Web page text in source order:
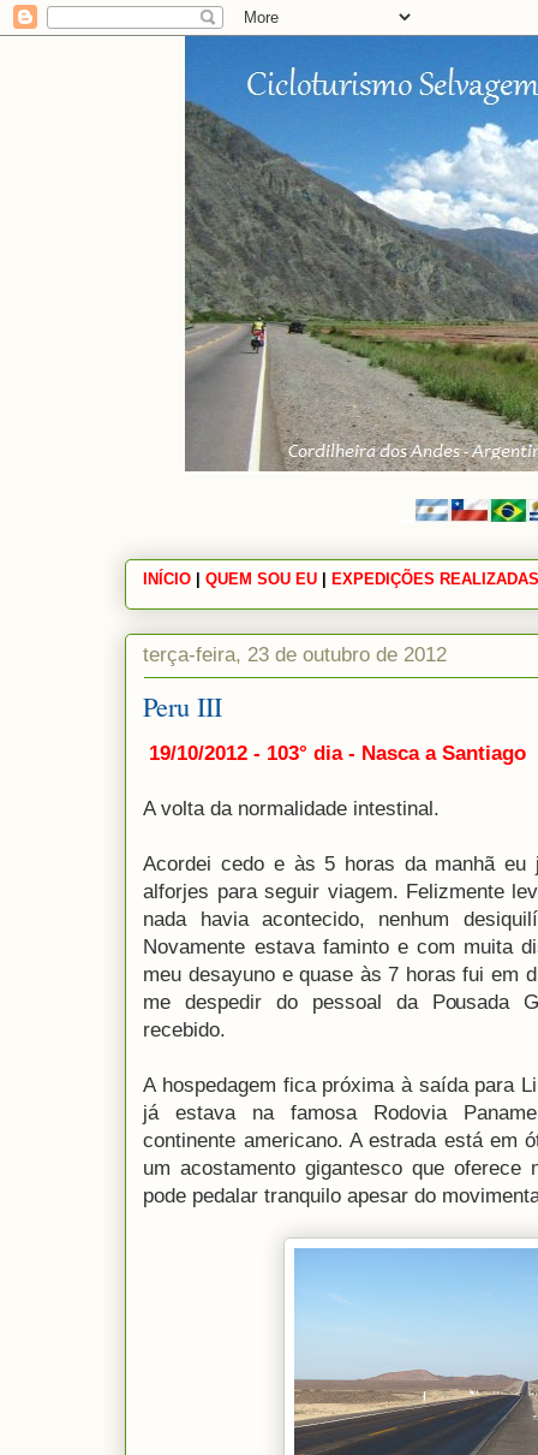
INÍCIO |QUEM SOU EU EXPEDIÇÕES
terça-feira, 23 de outubro de 2012
Peru III
19/10/2012 - 103° dia - Nasca a Santiago
A volta da normalidade intestinal.
Acordei cedo e às 5 horas da manhã eu
alforjes para seguir viagem. Felizmente
nada havia acontecido, nenhum
Novamente estava faminto e com muita
meu desayuno e quase às 7 horas fui em
me despedir do pessoal da Pousada
recebido.
A hospedagem fica próxima à saída para
já estava na famosa Rodovia
continente americano. A estrada está em
um acostamento gigantesco que oferece
pode pedalar tranquilo apesar do